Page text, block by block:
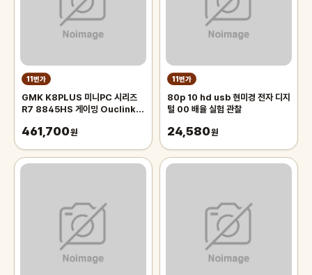
11번가
GMK K8PLUS 미니PC 시리즈
R7 8845HS 게이밍 Ouclink
함
461,700원
11번가
80p 10 hd usb 현미경 전자 디지
털 00 배율 실험 관찰
24,580원